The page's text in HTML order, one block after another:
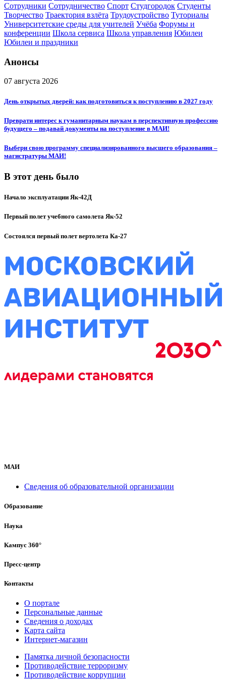
Сотрудники Сотрудничество Спорт Студгородок Студенты
Творчество Траектория взлёта Трудоустройство Туториалы
Университетские среды для учителей Учёба Форумы и
конференции Школа сервиса Школа управления Юбилеи
Юбилеи и праздники
Анонсы
07 августа 2026
День открытых дверей: как подготовиться к поступлению в 2027 году
Преврати интерес к гуманитарным наукам в перспективную профессию
будущего – подавай документы на поступление в МАИ!
Выбери свою программу специализированного высшего образования –
магистратуры МАИ!
В этот день было
Начало эксплуатации Як-42Д
Первый полет учебного самолета Як-52
Состоялся первый полет вертолета Ка-27
МАИ
Сведения об образовательной организации
Образование
Наука
Кампус 360°
Пресс-центр
Контакты
О портале
Персональные данные
Сведения о доходах
Карта сайта
Интернет-магазин
Памятка личной безопасности
Противодействие терроризму
Противодействие коррупции